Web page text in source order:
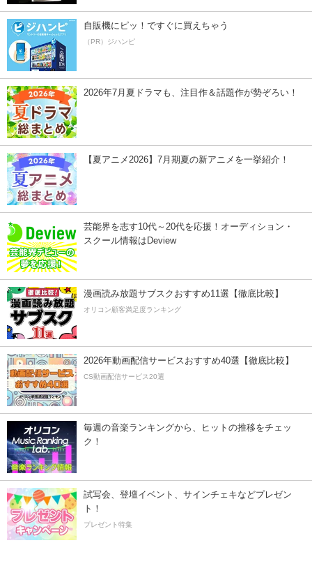
自販機にピッ！ですぐに買えちゃう
（PR）ジハンピ
2026年7月夏ドラマも、注目作＆話題作が勢ぞろい！
【夏アニメ2026】7月期夏の新アニメを一挙紹介！
芸能界を志す10代～20代を応援！オーディション・
スクール情報はDeview
漫画読み放題サブスクおすすめ11選【徹底比較】
オリコン顧客満足度ランキング
2026年動画配信サービスおすすめ40選【徹底比較】
CS動画配信サービス20選
毎週の音楽ランキングから、ヒットの推移をチェッ
ク！
試写会、登壇イベント、サインチェキなどプレゼン
ト！
プレゼント特集